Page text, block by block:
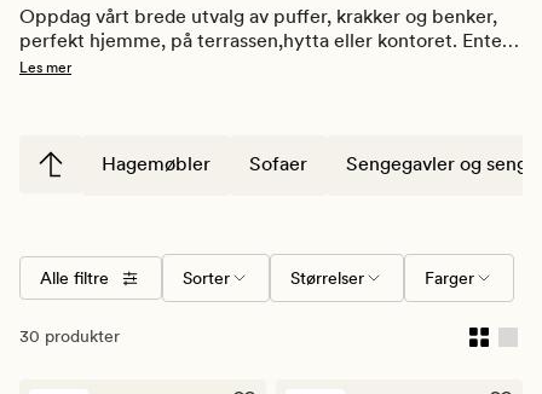
Oppdag vårt brede utvalg av puffer, krakker og benker,
perfekt hjemme, på terrassen,hytta eller kontoret. Enten
du trenger ekstra sitteplasser, oppbevaringsløsninger
Les mer
Hagemøbler Sofaer Sengegavler og
Alle filtre Sorter Størrelser Farger
30 produkter